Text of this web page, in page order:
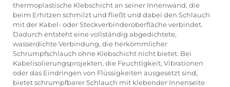
thermoplastische Klebschicht an seiner Innenwand, die
beim Erhitzen schmilzt und fließt und dabei den Schlauch
mit der Kabel- oder Steckverbinderoberfläche verbindet.
Dadurch entsteht eine vollständig abgedichtete,
wasserdichte Verbindung, die herkömmlicher
Schrumpfschlauch ohne Klebschicht nicht bietet. Bei
Kabelisolierungsprojekten, die Feuchtigkeit, Vibrationen
oder das Eindringen von Flüssigkeiten ausgesetzt sind,
bietet schrumpfbarer Schlauch mit klebender Innenseite